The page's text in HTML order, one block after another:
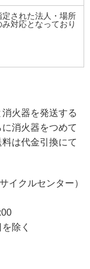
された法人・場所
対応となっており
火器を発送する
消火器をつめて
は代金引換にて
イクルセンター）
除く